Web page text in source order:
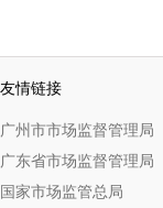
友情链接
广州市市场监督管理局
广东省市场监督管理局
国家市场监管总局